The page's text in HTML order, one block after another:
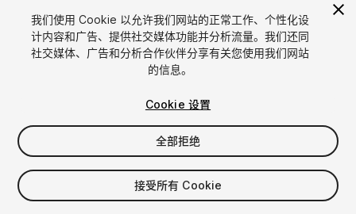
1/2
$15
增值税将在结算时计算
我们使用 Cookie 以允许我们网站的正常工作、个性化设
计内容和广告、提供社交媒体功能并分析流量。我们还同
社交媒体、广告和分析合作伙伴分享有关您使用我们网站
的信息。
Cookie 设置
全部拒绝
接受所有 Cookie